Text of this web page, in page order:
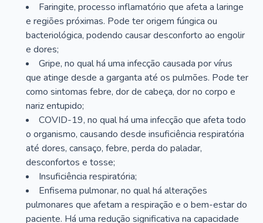
Faringite, processo inflamatório que afeta a laringe
e regiões próximas. Pode ter origem fúngica ou
bacteriológica, podendo causar desconforto ao engolir
e dores;
Gripe, no qual há uma infecção causada por vírus
que atinge desde a garganta até os pulmões. Pode ter
como sintomas febre, dor de cabeça, dor no corpo e
nariz entupido;
COVID-19, no qual há uma infecção que afeta todo
o organismo, causando desde insuficiência respiratória
até dores, cansaço, febre, perda do paladar,
desconfortos e tosse;
Insuficiência respiratória;
Enfisema pulmonar, no qual há alterações
pulmonares que afetam a respiração e o bem-estar do
paciente. Há uma redução significativa na capacidade